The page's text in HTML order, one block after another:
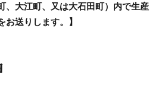
、大江町、又は大石田町）内で生産
お送りします。】